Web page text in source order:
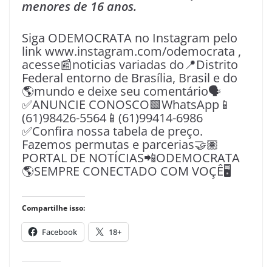
menores de 16 anos.
Siga ODEMOCRATA no Instagram pelo
link www.instagram.com/odemocrata ,
acesse📰noticias variadas do📍Distrito
Federal entorno de Brasília, Brasil e do
🌎mundo e deixe seu comentário🗣
✅ANUNCIE CONOSCO🟩WhatsApp📱
(61)98426-5564📱(61)99414-6986
✅Confira nossa tabela de preço.
Fazemos permutas e parcerias🤝🏽
PORTAL DE NOTÍCIAS📲ODEMOCRATA
🌎SEMPRE CONECTADO COM VOÇÊ🖥️
Compartilhe isso:
Facebook 18+